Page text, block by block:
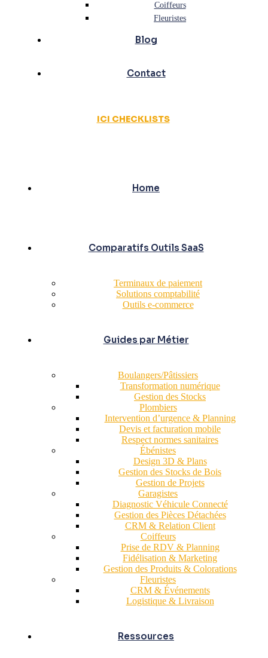
Coiffeurs
Fleuristes
Blog
Contact
ICI CHECKLISTS
Home
Comparatifs Outils SaaS
Terminaux de paiement
Solutions comptabilité
Outils e-commerce
Guides par Métier
Boulangers/Pâtissiers
Transformation numérique
Gestion des Stocks
Plombiers
Intervention d’urgence & Planning
Devis et facturation mobile
Respect normes sanitaires
Ébénistes
Design 3D & Plans
Gestion des Stocks de Bois
Gestion de Projets
Garagistes
Diagnostic Véhicule Connecté
Gestion des Pièces Détachées
CRM & Relation Client
Coiffeurs
Prise de RDV & Planning
Fidélisation & Marketing
Gestion des Produits & Colorations
Fleuristes
CRM & Événements
Logistique & Livraison
Ressources